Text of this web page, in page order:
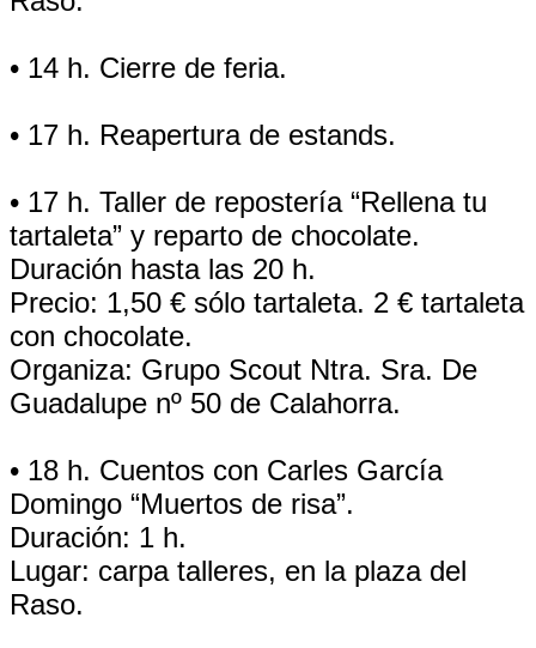
• 14 h. Cierre de feria.
• 17 h. Reapertura de estands.
• 17 h. Taller de repostería “Rellena tu
tartaleta” y reparto de chocolate.
Duración hasta las 20 h.
Precio: 1,50 € sólo tartaleta. 2 € tartaleta
con chocolate.
Organiza: Grupo Scout Ntra. Sra. De
Guadalupe nº 50 de Calahorra.
• 18 h. Cuentos con Carles García
Domingo “Muertos de risa”.
Duración: 1 h.
Lugar: carpa talleres, en la plaza del
Raso.